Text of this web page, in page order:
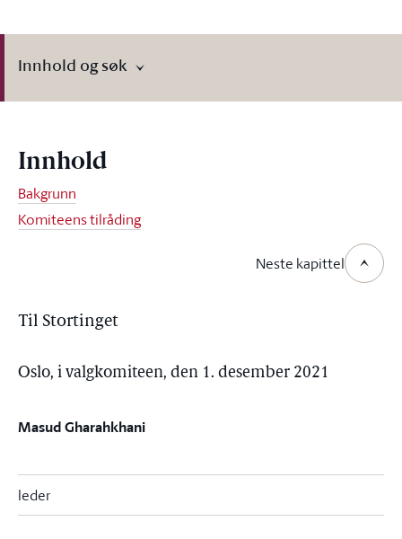
Innhold og søk
Innhold
Bakgrunn
Komiteens tilråding
Neste kapittel
Til Stortinget
Oslo, i valgkomiteen, den 1. desember 2021
Masud Gharahkhani
leder